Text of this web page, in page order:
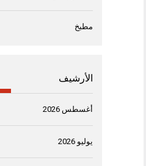
مطبخ
الأرشيف
أغسطس 2026
يوليو 2026